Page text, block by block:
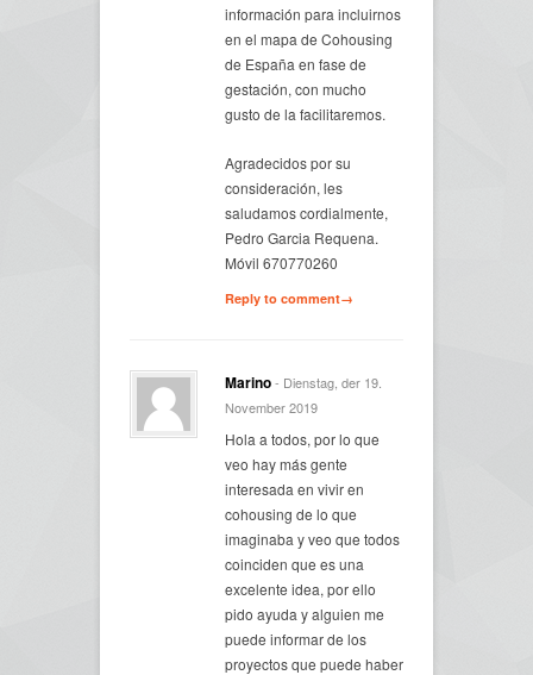
información para incluirnos
en el mapa de Cohousing
de España en fase de
gestación, con mucho
gusto de la facilitaremos.
Agradecidos por su
consideración, les
saludamos cordialmente,
Pedro Garcia Requena.
Móvil 670770260
Reply to comment→
Marino- Dienstag, der 19.
November 2019
Hola a todos, por lo que
veo hay más gente
interesada en vivir en
cohousing de lo que
imaginaba y veo que todos
coinciden que es una
excelente idea, por ello
pido ayuda y alguien me
puede informar de los
proyectos que puede haber